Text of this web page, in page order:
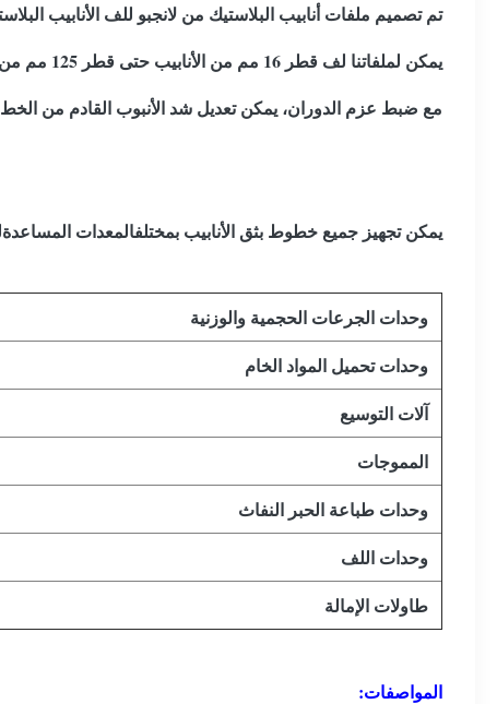
تم تصميم ملفات أنابيب البلاستيك من لانجبو للف الأنابيب
يمكن لملفاتنا لف قطر 16 مم من الأنابيب حتى قطر 125 مم من الأنابيب.
مع ضبط عزم الدوران، يمكن تعديل شد الأنبوب القادم من
يمكن تجهيز جميع خطوط بثق الأنابيب بمختلفالمعدات المساعدة
وحدات الجرعات الحجمية والوزنية
وحدات تحميل المواد الخام
آلات التوسيع
المموجات
وحدات طباعة الحبر النفاث
وحدات اللف
طاولات الإمالة
المواصفات: